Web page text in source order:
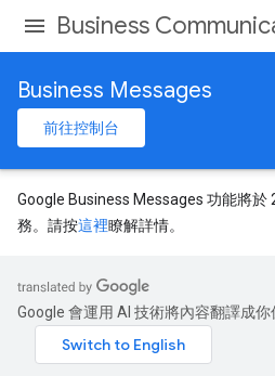
Business
Business Messages
前往控制台
Google Business Messages 功能將於
務。請按這裡瞭解詳情。
Google 會運用 AI 技術將內容翻譯成你